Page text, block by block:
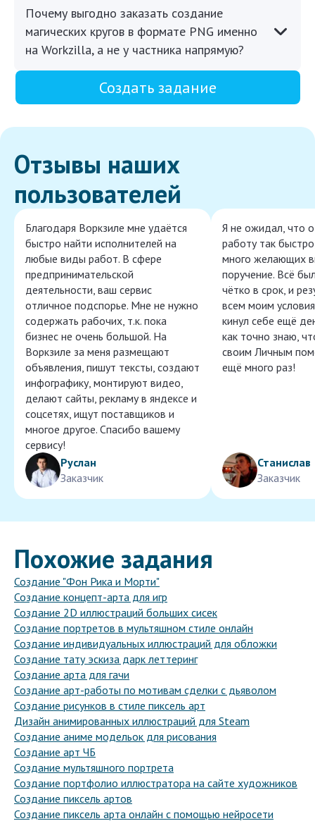
Почему выгодно заказать создание
магических кругов в формате PNG именно
на Workzilla, а не у частника напрямую?
Создать задание
Отзывы наших
пользователей
Благодаря Воркзиле мне удаётся
быстро найти исполнителей на
любые виды работ. В сфере
предпринимательской
деятельности, ваш сервис
отличное подспорье. Мне не нужно
содержать рабочих, т.к. пока
бизнес не очень большой. На
Воркзиле за меня размещают
объявления, пишут тексты, создают
инфографику, монтируют видео,
делают сайты, рекламу в яндексе и
соцсетях, ищут поставщиков и
многое другое. Спасибо вашему
сервису!
Руслан
Заказчик
Я не ожидал, что
работу так
много желающих
поручение. Всё
чётко в срок, и
всем моим
кинул себе ещё
как точно знаю,
своим Личным
ещё много раз!
Станислав
Заказчик
Похожие задания
Создание "Фон Рика и Морти"
Создание концепт-арта для игр
Создание 2D иллюстраций больших сисек
Создание портретов в мультяшном стиле онлайн
Создание индивидуальных иллюстраций для обложки
Создание тату эскиза дарк леттеринг
Создание арта для гачи
Создание арт-работы по мотивам сделки с дьяволом
Создание рисунков в стиле пиксель арт
Дизайн анимированных иллюстраций для Steam
Создание аниме модельок для рисования
Создание арт ЧБ
Создание мультяшного портрета
Создание портфолио иллюстратора на сайте художников
Создание пиксель артов
Создание пиксель арта онлайн с помощью нейросети